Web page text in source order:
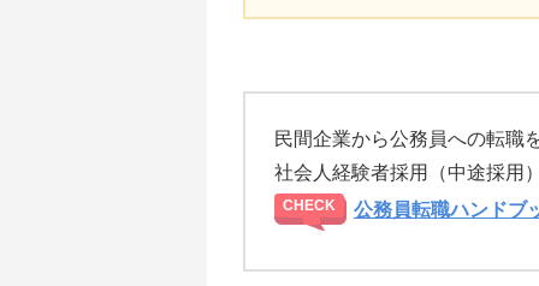
民間企業から公務員への転職
社会人経験者採用（中途採用
公務員転職ハンドブ